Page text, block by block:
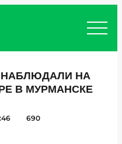
НА
В МУРМАНСКЕ
690